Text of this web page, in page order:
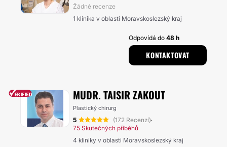
Žádné recenze
1 klinika v oblasti Moravskoslezský kraj
Odpovídá do48 h
KONTAKTOVAT
MUDR. TAISIR ZAKOUT
Plastický chirurg
5 (172 Recenzí)·
75 Skutečných příběhů
4 kliniky v oblasti Moravskoslezský kraj